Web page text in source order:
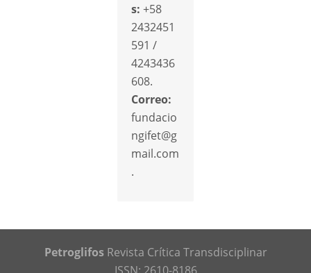
s: +58
2432451
591 /
4243436
608.
Correo:
fundacio
ngifet@g
mail.com
.
PetroglifosRevista Crítica Transdisciplinar